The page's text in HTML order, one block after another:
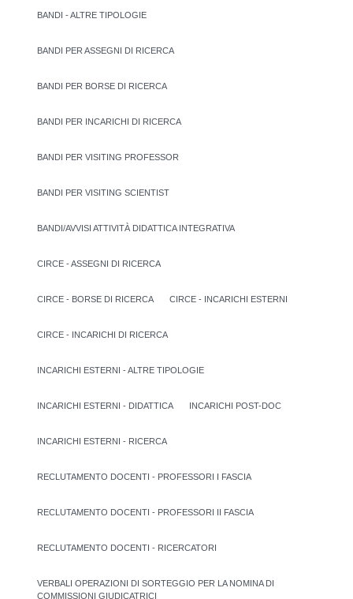
BANDI - ALTRE TIPOLOGIE
BANDI PER ASSEGNI DI RICERCA
BANDI PER BORSE DI RICERCA
BANDI PER INCARICHI DI RICERCA
BANDI PER VISITING PROFESSOR
BANDI PER VISITING SCIENTIST
BANDI/AVVISI ATTIVITÀ DIDATTICA INTEGRATIVA
CIRCE - ASSEGNI DI RICERCA
CIRCE - BORSE DI RICERCA CIRCE - INCARICHI ESTERNI
CIRCE - INCARICHI DI RICERCA
INCARICHI ESTERNI - ALTRE TIPOLOGIE
INCARICHI ESTERNI - DIDATTICA INCARICHI POST-DOC
INCARICHI ESTERNI - RICERCA
RECLUTAMENTO DOCENTI - PROFESSORI I FASCIA
RECLUTAMENTO DOCENTI - PROFESSORI II FASCIA
RECLUTAMENTO DOCENTI - RICERCATORI
VERBALI OPERAZIONI DI SORTEGGIO PER LA NOMINA DI
COMMISSIONI GIUDICATRICI